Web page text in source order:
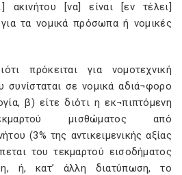
ακινήτου [να] είναι [εν τέλει]
τα νομικά πρόσωπα ή νομικές
πρόκειται για νομοτεχνική
συνίσταται σε νομικά αδιά¬φορο
β) είτε διότι η εκ¬πιπτόμενη
μισθώματος από
(3% της αντικειμενικής αξίας
του τεκμαρτού εισοδήματος
ή, κατ’ άλλη διατύπωση, το